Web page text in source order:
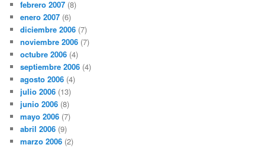
febrero 2007 (8)
enero 2007 (6)
diciembre 2006 (7)
noviembre 2006 (7)
octubre 2006 (4)
septiembre 2006 (4)
agosto 2006 (4)
julio 2006 (13)
junio 2006 (8)
mayo 2006 (7)
abril 2006 (9)
marzo 2006 (2)